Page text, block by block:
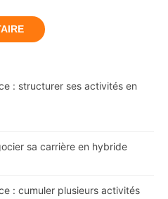
: structurer ses activités en
sa carrière en hybride
: cumuler plusieurs activités